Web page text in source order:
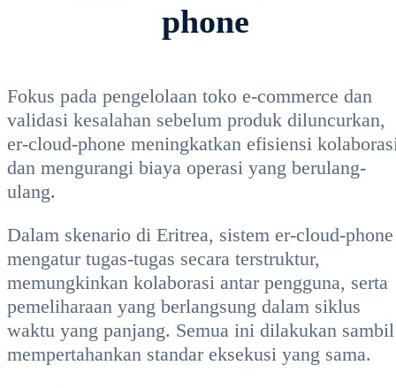
phone
Fokus pada pengelolaan toko e-commerce dan
validasi kesalahan sebelum produk diluncurkan,
er-cloud-phone meningkatkan efisiensi
dan mengurangi biaya operasi yang berulang-
ulang.
Dalam skenario di Eritrea, sistem er-cloud-phone
mengatur tugas-tugas secara terstruktur,
memungkinkan kolaborasi antar pengguna, serta
pemeliharaan yang berlangsung dalam siklus
waktu yang panjang. Semua ini dilakukan sambil
mempertahankan standar eksekusi yang sama.